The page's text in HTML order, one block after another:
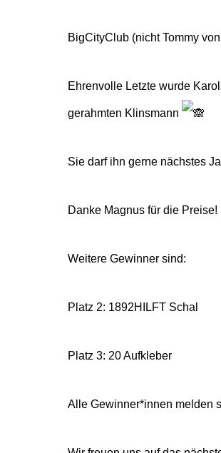
BigCityClub (nicht Tommy
Ehrenvolle Letzte wurde
gerahmten Klinsmann
Sie darf ihn gerne nächstes
Danke Magnus für die Preise!
Weitere Gewinner sind:
Platz 2: 1892HILFT Schal
Platz 3: 20 Aufkleber
Alle Gewinner*innen melden